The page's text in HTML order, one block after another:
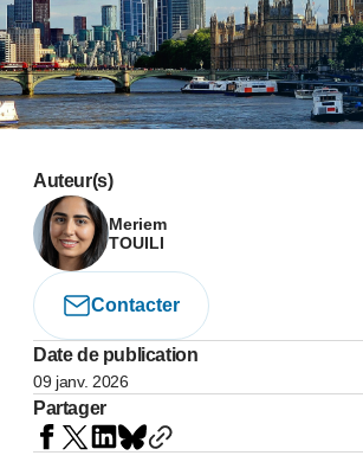
Auteur(s)
Meriem
TOUILI
Contacter
Date de publication
09 janv. 2026
Partager